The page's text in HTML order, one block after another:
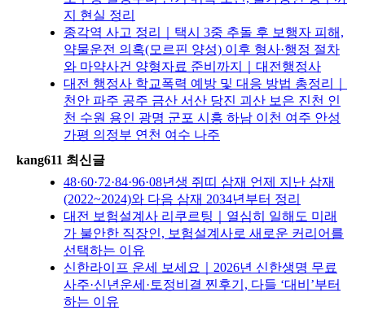
지 현실 정리
종각역 사고 정리｜택시 3중 추돌 후 보행자 피해,
약물운전 의혹(모르핀 양성) 이후 형사·행정 절차
와 마약사건 양형자료 준비까지｜대전행정사
대전 행정사 학교폭력 예방 및 대응 방법 총정리｜
천안 파주 공주 금산 서산 당진 괴산 보은 진천 인
천 수원 용인 광명 군포 시흥 하남 이천 여주 안성
가평 의정부 연천 여수 나주
kang611 최신글
48·60·72·84·96·08년생 쥐띠 삼재 언제 지난 삼재
(2022~2024)와 다음 삼재 2034년부터 정리
대전 보험설계사 리쿠르팅｜열심히 일해도 미래
가 불안한 직장인, 보험설계사로 새로운 커리어를
선택하는 이유
신한라이프 운세 보세요｜2026년 신한생명 무료
사주·신년운세·토정비결 찐후기, 다들 ‘대비’부터
하는 이유